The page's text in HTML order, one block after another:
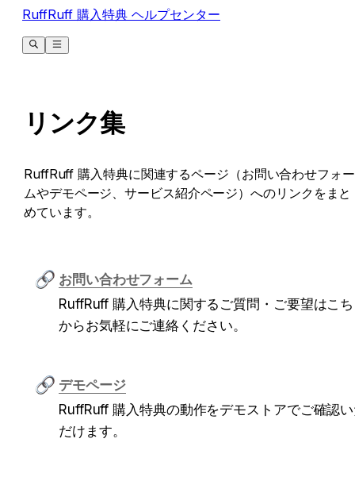
RuffRuff 購入特典 ヘルプセンター
リンク集
RuffRuff 購入特典に関連するページ（お問い合わせフォー
ムやデモページ、サービス紹介ページ）へのリンクをまと
めています。
お問い合わせフォーム
RuffRuff 購入特典に関するご質問・ご要望はこ
からお気軽にご連絡ください。
デモページ
RuffRuff 購入特典の動作をデモストアでご確認
だけます。